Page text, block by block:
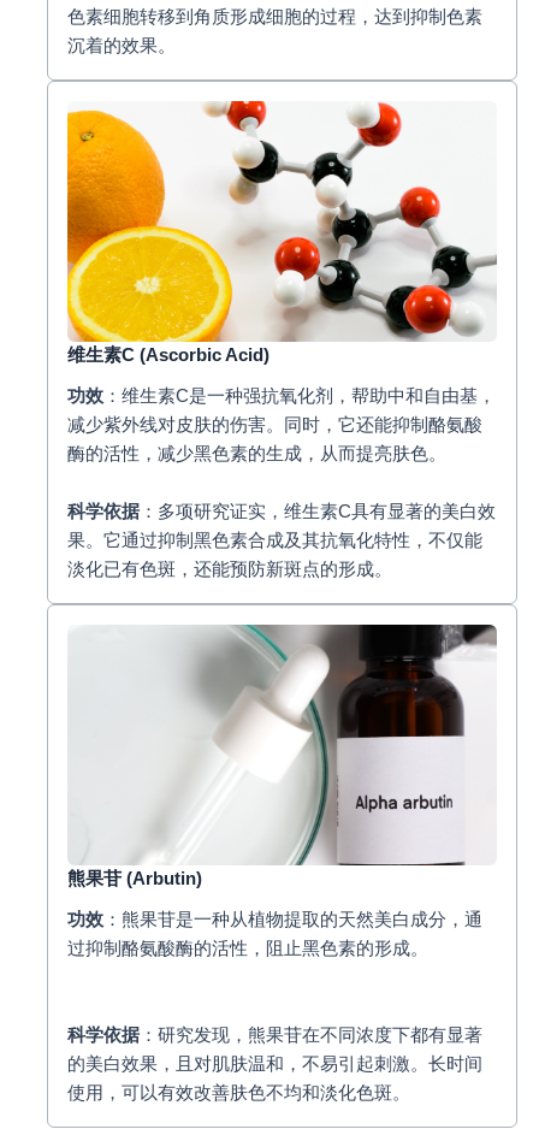
色素细胞转移到角质形成细胞的过程，达到抑制色素
沉着的效果。
维生素C (Ascorbic Acid)
功效 ：维生素C是一种强抗氧化剂，帮助中和自由基，
减少紫外线对皮肤的伤害。同时，它还能抑制酪氨酸
酶的活性，减少黑色素的生成，从而提亮肤色。
科学依据 ：多项研究证实，维生素C具有显著的美白效
果。它通过抑制黑色素合成及其抗氧化特性，不仅能
淡化已有色斑，还能预防新斑点的形成。
熊果苷 (Arbutin)
功效 ：熊果苷是一种从植物提取的天然美白成分，通
过抑制酪氨酸酶的活性，阻止黑色素的形成。
科学依据 ：研究发现，熊果苷在不同浓度下都有显著
的美白效果，且对肌肤温和，不易引起刺激。长时间
使用，可以有效改善肤色不均和淡化色斑。